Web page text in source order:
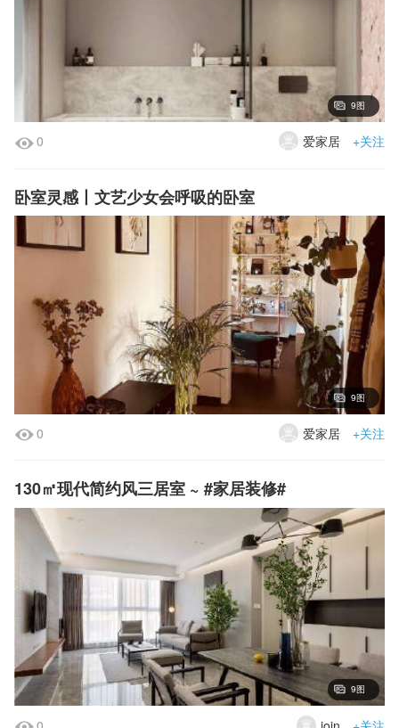
9图
0 +关注
爱家居
卧室灵感丨文艺少女会呼吸的卧室
9图
0 +关注
爱家居
130㎡现代简约风三居室 ~ #家居装修#
9图